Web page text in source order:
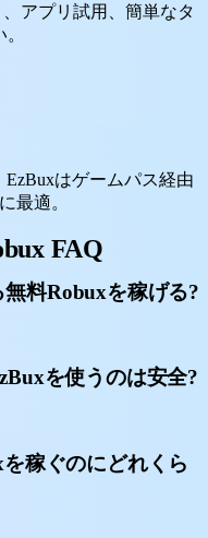
アプリ試用、簡単なタ
はゲームパス経由
最適。
FAQ
料Robuxを稼げる?
を使うのは安全?
稼ぐのにどれくら